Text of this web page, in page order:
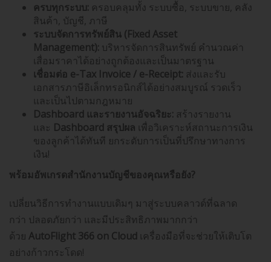
ครบทุกระบบ: ครอบคลุมทั้ง ระบบซื้อ, ระบบขาย, คลัง
สินค้า, บัญชี, ภาษี
ระบบจัดการทรัพย์สิน (Fixed Asset
Management): บริหารจัดการสินทรัพย์ คำนวณค่า
เสื่อมราคาได้อย่างถูกต้องและเป็นมาตรฐาน
เชื่อมต่อ e-Tax Invoice / e-Receipt: ส่งและรับ
เอกสารภาษีอิเล็กทรอนิกส์ได้อย่างสมบูรณ์ รวดเร็ว
และเป็นไปตามกฎหมาย
Dashboard และรายงานอัจฉริยะ: สร้างรายงาน
และ Dashboard สรุปผล เพื่อวิเคราะห์สถานะการเงิน
ของลูกค้าได้ทันที ยกระดับการเป็นที่ปรึกษาทางการ
เงิน!
พร้อมอัพเกรดสำนักงานบัญชีของคุณหรือยัง?
เปลี่ยนวิธีการทำงานแบบเดิมๆ มาสู่ระบบคลาวด์ที่ฉลาด
กว่า ปลอดภัยกว่า และมีประสิทธิภาพมากกว่า
ด้วย AutoFlight 366 on Cloud เครื่องมือที่จะช่วยให้เติบโต
อย่างก้าวกระโดด!